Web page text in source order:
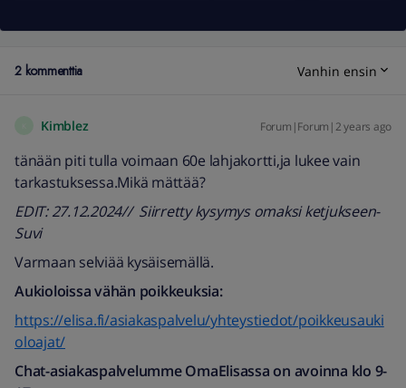
2 kommenttia Vanhin ensin
Kimblez Forum|Forum|2 years ago
tänään piti tulla voimaan 60e lahjakortti,ja lukee vain
tarkastuksessa.Mikä mättää?
EDIT: 27.12.2024// Siirretty kysymys omaksi ketjukseen-
Suvi
Varmaan selviää kysäisemällä.
Aukioloissa vähän poikkeuksia:
https://elisa.fi/asiakaspalvelu/yhteystiedot/poikkeusauki
oloajat/
Chat-asiakaspalvelumme OmaElisassa on avoinna klo 9-